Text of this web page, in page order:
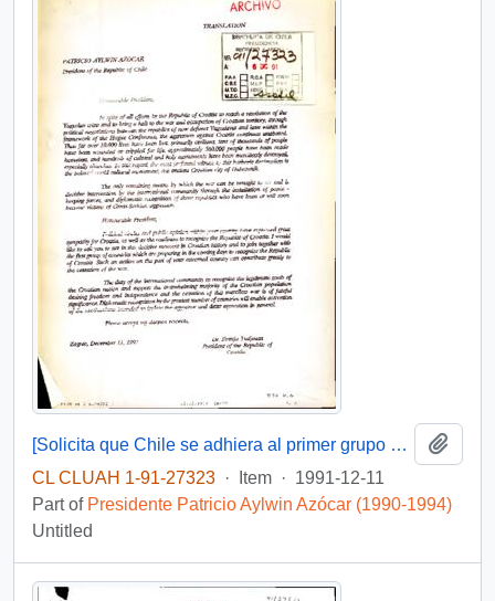
[Solicita que Chile se adhiera al primer grupo de Estados en reconocer a la República de Croacia]
CL CLUAH 1-91-27323 · Item · 1991-12-11
Part of Presidente Patricio Aylwin Azócar (1990-1994)
Untitled